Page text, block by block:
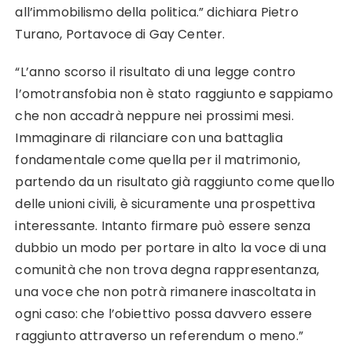
all’immobilismo della politica.” dichiara Pietro
Turano, Portavoce di Gay Center.
“L’anno scorso il risultato di una legge contro
l’omotransfobia non è stato raggiunto e sappiamo
che non accadrà neppure nei prossimi mesi.
Immaginare di rilanciare con una battaglia
fondamentale come quella per il matrimonio,
partendo da un risultato già raggiunto come quello
delle unioni civili, è sicuramente una prospettiva
interessante. Intanto firmare può essere senza
dubbio un modo per portare in alto la voce di una
comunità che non trova degna rappresentanza,
una voce che non potrà rimanere inascoltata in
ogni caso: che l’obiettivo possa davvero essere
raggiunto attraverso un referendum o meno.”